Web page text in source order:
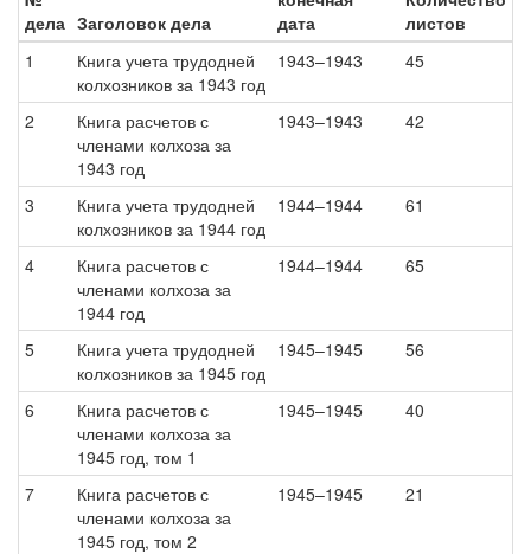
дела Заголовок дела
дата
листов
1
Книга учета трудодней
колхозников за 1943 год
1943–1943 45
2
Книга расчетов с
членами колхоза за
1943 год
1943–1943 42
3
Книга учета трудодней
колхозников за 1944 год
1944–1944 61
4
Книга расчетов с
членами колхоза за
1944 год
1944–1944 65
5
Книга учета трудодней
колхозников за 1945 год
1945–1945 56
6
Книга расчетов с
членами колхоза за
1945 год, том 1
1945–1945 40
7
Книга расчетов с
членами колхоза за
1945 год, том 2
1945–1945 21